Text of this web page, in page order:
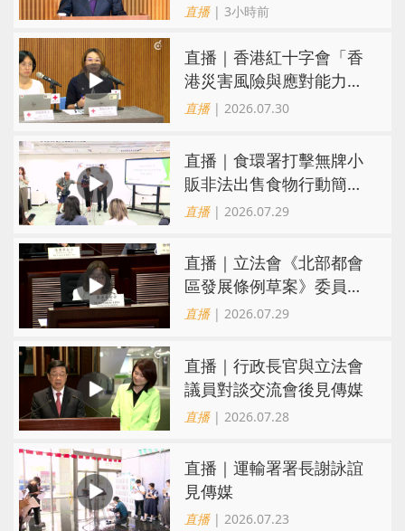
直播| 3小時前
直播｜香港紅十字會「香
港災害風險與應對能力地
圖2026」研究發佈會
直播| 2026.07.30
直播｜食環署打擊無牌小
販非法出售食物行動簡報
會
直播| 2026.07.29
直播｜立法會《北部都會
區發展條例草案》委員會
會議
直播| 2026.07.29
直播｜行政長官與立法會
議員對談交流會後見傳媒
直播| 2026.07.28
直播｜運輸署署長謝詠誼
見傳媒
直播| 2026.07.23